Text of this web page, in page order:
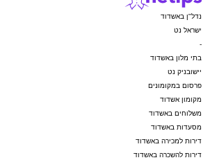
נדל"ן באשדוד
ישראל נט
-
בתי מלון באשדוד
יישובניק נט
פרסום במקומונים
מקומון אשדוד
משלוחים באשדוד
מסעדות באשדוד
דירות למכירה באשדוד
דירות להשכרה באשדוד